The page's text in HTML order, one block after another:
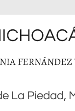
FERNÁNDEZ
La Piedad,